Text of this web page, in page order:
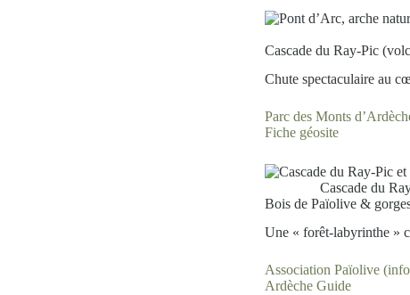
Cascade du Ray-Pic
Chute spectaculaire au
Parc des Monts
Fiche géosite
Cascade du
Bois de Païolive &
Une « forêt-labyrinthe »
Association Païolive
Ardèche Guide